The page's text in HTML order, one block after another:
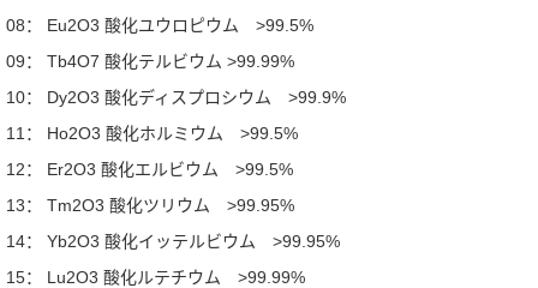
08： Eu2O3 酸化ユウロピウム >99.5%
09： Tb4O7 酸化テルビウム >99.99%
10： Dy2O3 酸化ディスプロシウム >99.9%
11： Ho2O3 酸化ホルミウム >99.5%
12： Er2O3 酸化エルビウム >99.5%
13： Tm2O3 酸化ツリウム >99.95%
14： Yb2O3 酸化イッテルビウム >99.95%
15： Lu2O3 酸化ルテチウム >99.99%